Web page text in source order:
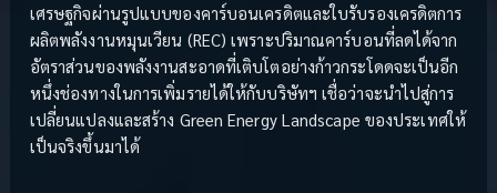
เศรษฐกิจผ่านรูปแบบของคาร์บอนเครดิตและใบรับรองเครดิตการ
ผลิตพลังงานหมุนเวียน (REC) เพราะปริมาณคาร์บอนที่ลดได้จาก
อัตราส่วนของพลังงานสะอาดที่เติบโตอย่างก้าวกระโดดจะเป็นอีก
หนึ่งช่องทางในการเพิ่มรายได้ให้กับบริษัทฯ เชื่อว่าจะนำไปสู่การ
เปลี่ยนแปลงและสร้าง Green Energy Landscape ของประเทศให้
เป็นจริงขึ้นมาได้